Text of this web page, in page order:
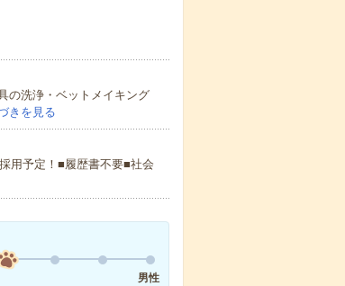
の洗浄・ベットメイキング
きを見る
用予定！■履歴書不要■社会
男性